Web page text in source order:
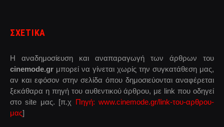
ΣΧΕΤΙΚΑ
Η αναδημοσίευση και αναπαραγωγή των άρθρων του
cinemode.gr μπορεί να γίνεται χωρίς την συγκατάθεση μας,
αν και εφόσον στην σελίδα όπου δημοσιεύονται αναφέρεται
ξεκάθαρα η πηγή του αυθεντικού άρθρου, με link που οδηγεί
στο site μας. [π.χ Πηγή: www.cinemode.gr/link-του-αρθρου-
μας]